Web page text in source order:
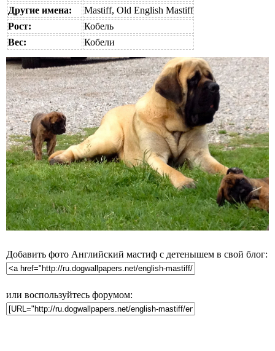
Другие имена:
Mastiff, Old English Mastiff
Рост:
Кобель
Вес:
Кобели
Добавить фото Английский мастиф с детенышем в свой блог:
или воспользуйтесь форумом: